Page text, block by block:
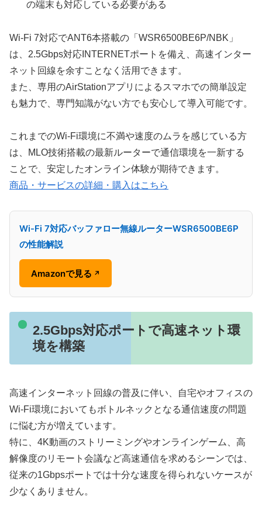
の端末も対応している必要がある
Wi-Fi 7対応でANT6本搭載の「WSR6500BE6P/NBK」
は、2.5Gbps対応INTERNETポートを備え、高速インター
ネット回線を余すことなく活用できます。
また、専用のAirStationアプリによるスマホでの簡単設定
も魅力で、専門知識がない方でも安心して導入可能です。
これまでのWi-Fi環境に不満や速度のムラを感じている方
は、MLO技術搭載の最新ルーターで通信環境を一新する
ことで、安定したオンライン体験が期待できます。
商品・サービスの詳細・購入はこちら
Wi-Fi 7対応バッファロー無線ルーターWSR6500BE6P
の性能解説
Amazonで見る ↗
2.5Gbps対応ポートで高速ネット環
境を構築
高速インターネット回線の普及に伴い、自宅やオフィスの
Wi-Fi環境においてもボトルネックとなる通信速度の問題
に悩む方が増えています。
特に、4K動画のストリーミングやオンラインゲーム、高
解像度のリモート会議など高速通信を求めるシーンでは、
従来の1Gbpsポートでは十分な速度を得られないケースが
少なくありません。